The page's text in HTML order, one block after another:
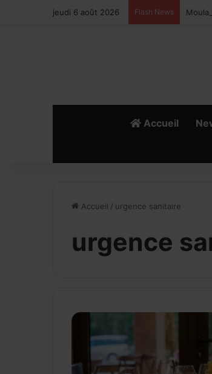
jeudi 6 août 2026 Flash News
Accueil
Accueil / urgence sanitaire
urgence